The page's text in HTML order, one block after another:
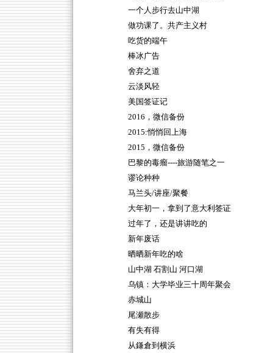
一个人步行去山中湖
做功课了。共产主义村
吃货的端午
棒冰广告
舍弃之道
云淡风轻
美国签证记
2016，微信备份
2015:悄悄回上海
2015，微信备份
巴黎的毒瘤----旅游随笔之一
谬论种种
马兰头/讲座/聚餐
大年初一，拿到了意大利签证
过年了，还是讲讲吃的
新年废话
晒晒新年吃的啥
山中湖 石割山 河口湖
乌镇：大学毕业三十周年聚会
赤城山
尾瀬散步
有失有得
从鎌倉到横浜